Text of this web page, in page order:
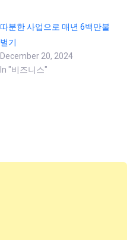
따분한 사업으로 매년 6백만불
벌기
December 20, 2024
In "비즈니스"